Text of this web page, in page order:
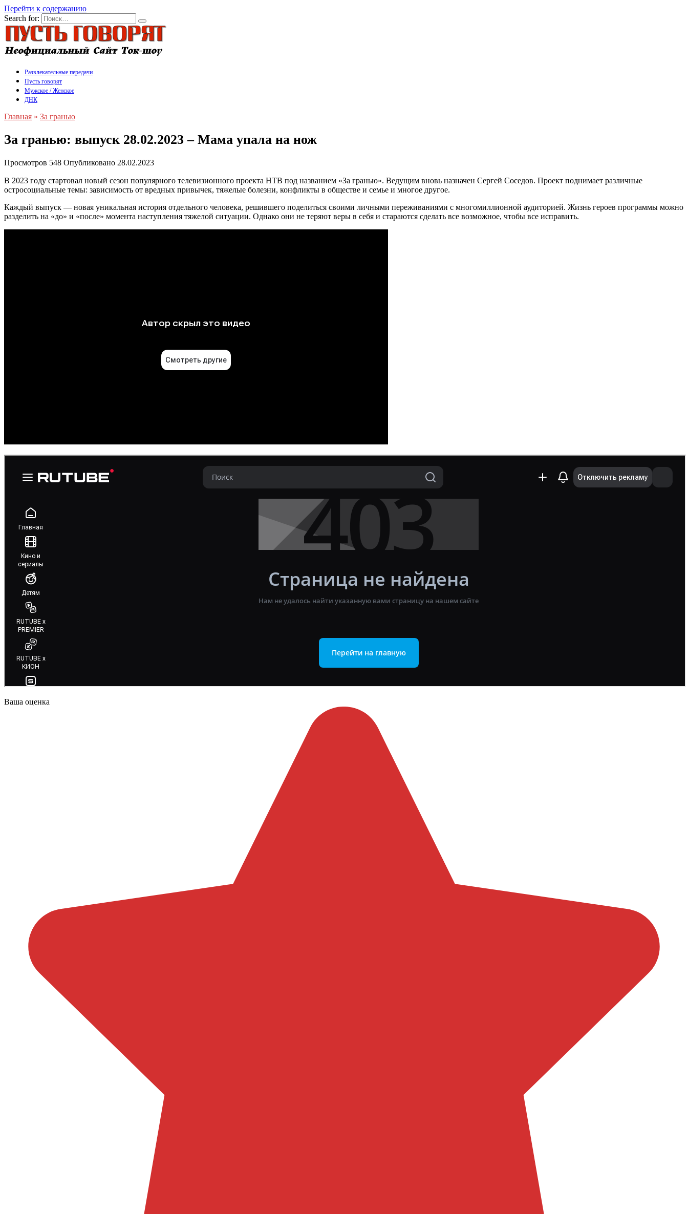
Перейти к содержанию
Search for:
Развлекательные передачи
Пусть говорят
Мужское / Женское
ДНК
Главная » За гранью
За гранью: выпуск 28.02.2023 – Мама упала на нож
Просмотров 548 Опубликовано 28.02.2023
В 2023 году стартовал новый сезон популярного телевизионного проекта НТВ под названием «За гранью». Ведущим вновь назначен Сергей Соседов. Проект поднимает различные
остросоциальные темы: зависимость от вредных привычек, тяжелые болезни, конфликты в обществе и семье и многое другое.
Каждый выпуск — новая уникальная история отдельного человека, решившего поделиться своими личными переживаниями с многомиллионной аудиторией. Жизнь героев программы можно
разделить на «до» и «после» момента наступления тяжелой ситуации. Однако они не теряют веры в себя и стараются сделать все возможное, чтобы все исправить.
Ваша оценка